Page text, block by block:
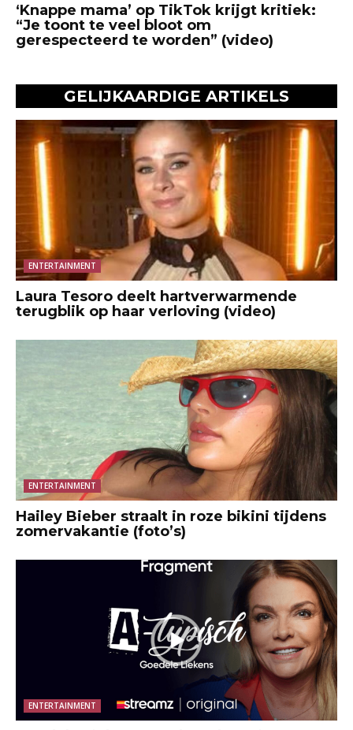
‘Knappe mama’ op TikTok krijgt kritiek:
“Je toont te veel bloot om
gerespecteerd te worden” (video)
GELIJKAARDIGE ARTIKELS
ENTERTAINMENT
Laura Tesoro deelt hartverwarmende
terugblik op haar verloving (video)
ENTERTAINMENT
Hailey Bieber straalt in roze bikini tijdens
zomervakantie (foto’s)
ENTERTAINMENT